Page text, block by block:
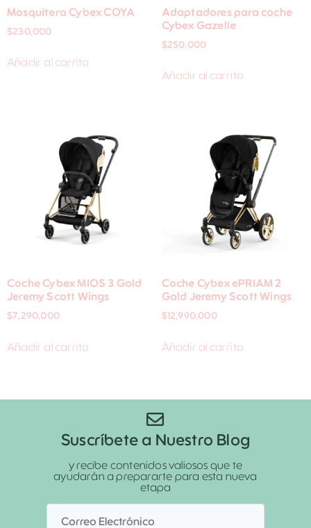
Mosquitero Cybex COYA
$230,000
Añadir al carrito
Adaptadores para coche
Cybex Gazelle
$250,000
Añadir al carrito
Coche Cybex MIOS 3 Gold
Jeremy Scott Wings
$7,290,000
Añadir al carrito
Coche Cybex ePRIAM 2
Gold Jeremy Scott Wings
$12,990,000
Añadir al carrito
Suscríbete a Nuestro Blog
y recibe contenidos valiosos que te
ayudarán a prepararte para esta nueva
etapa